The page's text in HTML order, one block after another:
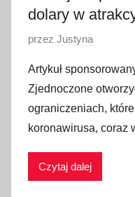
dolary w
O
u
b
l
i
w
przez Justyna
Artykuł
Zjednoczone
ograniczeniach,
koronawirusa, coraz
Czytaj dalej